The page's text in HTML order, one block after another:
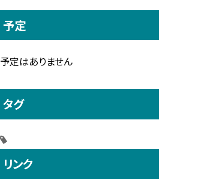
予定
予定はありません
タグ
リンク